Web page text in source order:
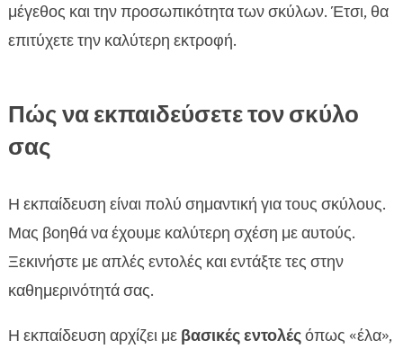
μέγεθος και την προσωπικότητα των σκύλων. Έτσι, θα
επιτύχετε την καλύτερη εκτροφή.
Πώς να εκπαιδεύσετε τον σκύλο
σας
Η εκπαίδευση είναι πολύ σημαντική για τους σκύλους.
Μας βοηθά να έχουμε καλύτερη σχέση με αυτούς.
Ξεκινήστε με απλές εντολές και εντάξτε τες στην
καθημερινότητά σας.
Η εκπαίδευση αρχίζει με βασικές εντολέςόπως «έλα»,